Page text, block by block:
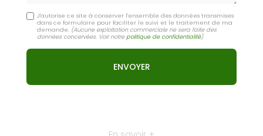
J'autorise ce site à conserver l'ensemble des données transmises
dans ce formulaire pour faciliter le suivi et le traitement de ma
demande. (Aucune exploitation commerciale ne sera faite des
données concervées. Voir notrepolitique de confidentialité)